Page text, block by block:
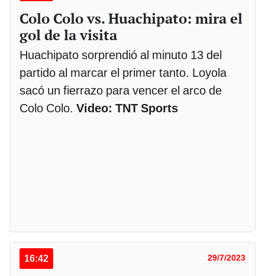
Colo Colo vs. Huachipato: mira el
gol de la visita
Huachipato sorprendió al minuto 13 del
partido al marcar el primer tanto. Loyola
sacó un fierrazo para vencer el arco de
Colo Colo. Video: TNT Sports
16:42 29/7/2023